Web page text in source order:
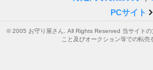
PCサイト
© 2005 お守り屋さん. All Rights Reserved 当サイト
こと及びオークション等での転売